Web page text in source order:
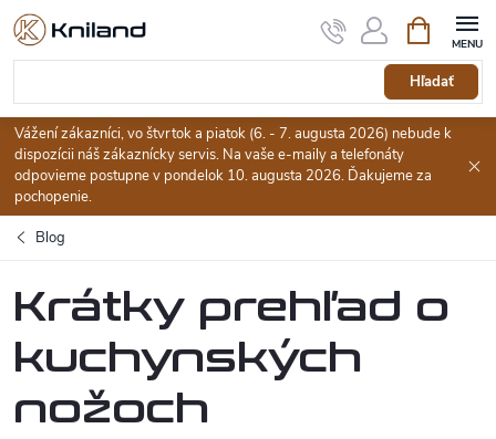
Prejsť
na
obsah
Hľadať
košík
Vážení zákazníci, vo štvrtok a piatok (6. - 7. augusta 2026) nebude k
dispozícii náš zákaznícky servis. Na vaše e-maily a telefonáty
odpovieme postupne v pondelok 10. augusta 2026. Ďakujeme za
pochopenie.
Blog
Krátky prehľad o
kuchynských
nožoch